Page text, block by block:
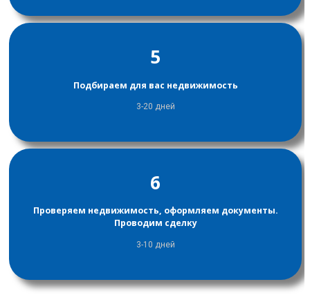
5
Подбираем для вас недвижимость
3-20 дней
6
Проверяем недвижимость, оформляем документы.
Проводим сделку
3-10 дней